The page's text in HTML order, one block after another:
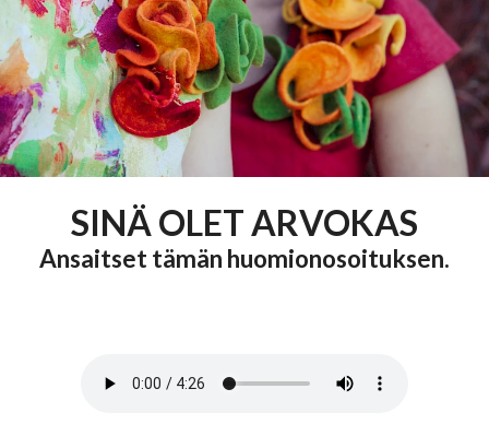
SINÄ OLET ARVOKAS
Ansaitset tämän huomionosoituksen.